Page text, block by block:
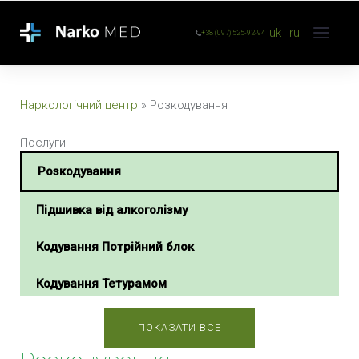
+38 (097) 525-92-94 uk ru
Наркологічний центр » Розкодування
Послуги
Розкодування
Підшивка від алкоголізму
Кодування Потрійний блок
Кодування Тетурамом
Кодування ТетлонгомПОКАЗАТИ ВСЕ